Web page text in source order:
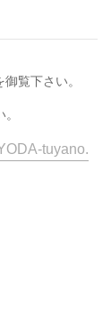
御覧下さい。
tuyano.